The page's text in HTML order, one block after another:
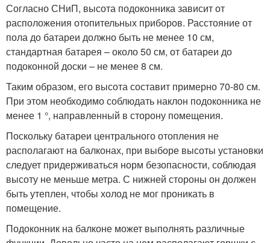
Согласно СНиП, высота подоконника зависит от
расположения отопительных приборов. Расстояние от
пола до батареи должно быть не менее 10 см,
стандартная батарея – около 50 см, от батареи до
подоконной доски – не менее 8 см.
Таким образом, его высота составит примерно 70-80 см.
При этом необходимо соблюдать наклон подоконника не
менее 1 °, направленный в сторону помещения.
Поскольку батареи центрального отопления не
располагают на балконах, при выборе высоты установки
следует придерживаться норм безопасности, соблюдая
высоту не меньше метра. С нижней стороны он должен
быть утеплен, чтобы холод не мог проникать в
помещение.
Подоконник на балконе может выполнять различные